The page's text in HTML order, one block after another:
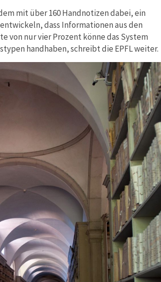
mit über 160 Handnotizen dabei, ein
dass Informationen aus den
von nur vier Prozent könne das System
handhaben, schreibt die EPFL weiter.